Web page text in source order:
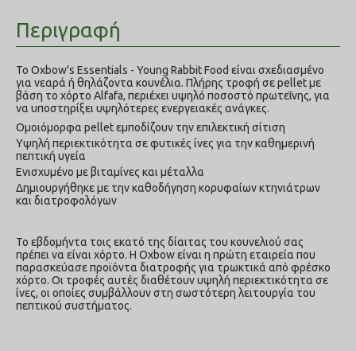
Περιγραφή
Το Oxbow's Essentials - Young Rabbit Food είναι σχεδιασμένο
για νεαρά ή θηλάζοντα κουνέλια. Πλήρης τροφή σε pellet με
βάση το χόρτο Alfafa, περιέχει υψηλό ποσοστό πρωτεΐνης, για
να υποστηρίξει υψηλότερες ενεργειακές ανάγκες.
Ομοιόμορφα pellet εμποδίζουν την επιλεκτική σίτιση
Υψηλή περιεκτικότητα σε φυτικές ίνες για την καθημερινή
πεπτική υγεία
Ενισχυμένο με βιταμίνες και μέταλλα
Δημιουργήθηκε με την καθοδήγηση κορυφαίων κτηνιάτρων
και διατροφολόγων
Το εβδομήντα τοις εκατό της δίαιτας του κουνελιού σας
πρέπει να είναι χόρτο. H Oxbow είναι η πρώτη εταιρεία που
παρασκεύασε προϊόντα διατροφής για τρωκτικά από φρέσκο
χόρτο. Οι τροφές αυτές διαθέτουν υψηλή περιεκτικότητα σε
ίνες, οι οποίες συμβάλλουν στη σωστότερη λειτουργία του
πεπτικού συστήματος.